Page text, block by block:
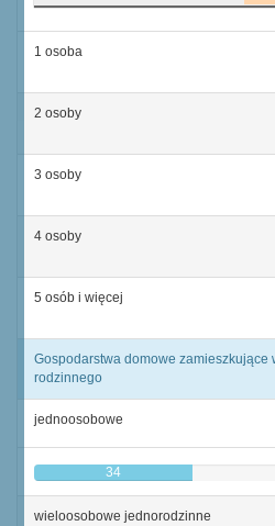
1 osoba
2 osoby
3 osoby
4 osoby
5 osób i więcej
Gospodarstwa domowe zamieszkujące
rodzinnego
jednoosobowe
34
wieloosobowe jednorodzinne